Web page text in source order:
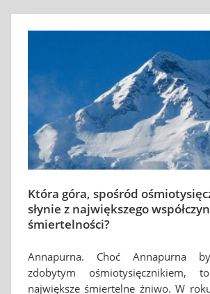
Która góra, spośród
słynie z największego
śmiertelności?
Annapurna. Choć Annapurna
zdobytym ośmiotysięcznikiem,
największe śmiertelne żniwo. W